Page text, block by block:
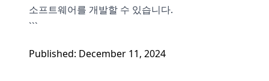
소프트웨어를 개발할 수 있습니다.
```
Published: December 11, 2024